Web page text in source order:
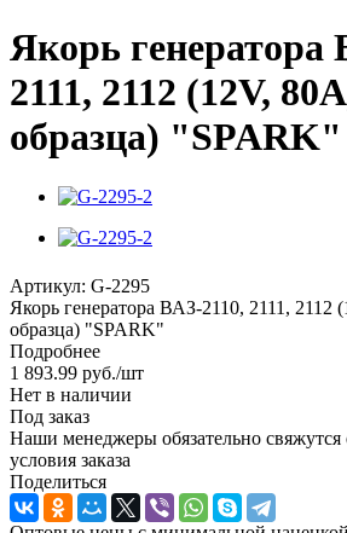
Якорь генератора
2111, 2112 (12V,
образца) "SPARK"
Артикул: G-2295
Якорь генератора ВАЗ-2110, 2111, 2112
образца) "SPARK"
Подробнее
1 893.99 руб./шт
Нет в наличии
Под заказ
Наши менеджеры обязательно свяжутся
условия заказа
Поделиться